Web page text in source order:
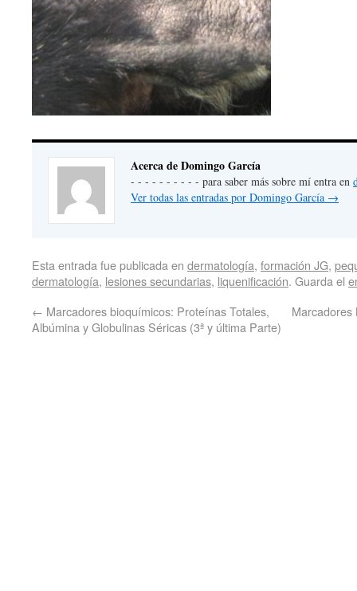
Acerca de Domingo García
- - - - - - - - - - para saber más sobre mí entra en
Ver todas las entradas por Domingo García →
Esta entrada fue publicada en dermatología, formación JG,
dermatología, lesiones secundarias, liquenificación. Guarda el
← Marcadores bioquímicos: Proteínas Totales,
Albúmina y Globulinas Séricas (3ª y última Parte)
Marcadores